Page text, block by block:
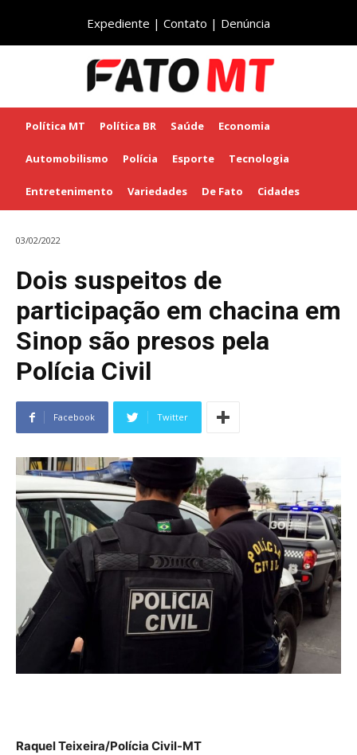
Expediente | Contato | Denúncia
Política MT Política BR Saúde Economia
Automobilismo Polícia Esporte Tecnologia
Entretenimento Variedades De Fato Cidades
03/02/2022
Dois suspeitos de
participação em chacina em
Sinop são presos pela
Polícia Civil
Facebook Twitter
Raquel Teixeira/Polícia Civil-MT